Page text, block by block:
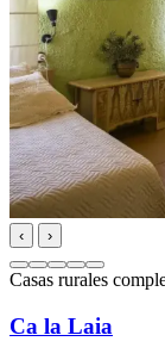
‹ ›
Casas rurales
Ca la Laia